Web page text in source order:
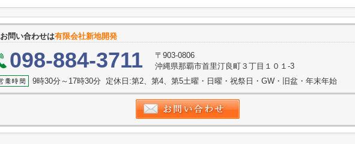
お問い合わせは有限会社新地開発
098-884-3711
〒903-0806
沖縄県那覇市首里汀良町３丁目１０１-3
9時30分～17時30分 定休日:第2、第4、第5土曜・日曜・祝祭日・GW・旧盆・年末年始